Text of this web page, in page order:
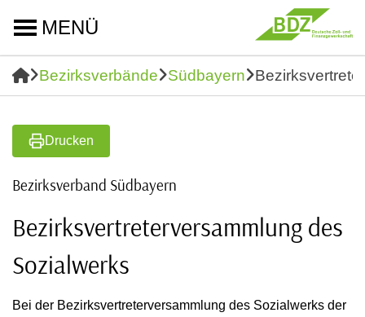
MENÜ
Bezirksverbände Südbayern
Drucken
Bezirksverband Südbayern
Bezirksvertreterversammlung des
Sozialwerks
Bei der Bezirksvertreterversammlung des Sozialwerks der